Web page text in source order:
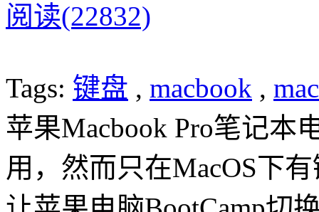
阅读(22832)
Tags: 键盘 , macbook ,
苹果Macbook Pro笔记本
用，然而只在MacOS下